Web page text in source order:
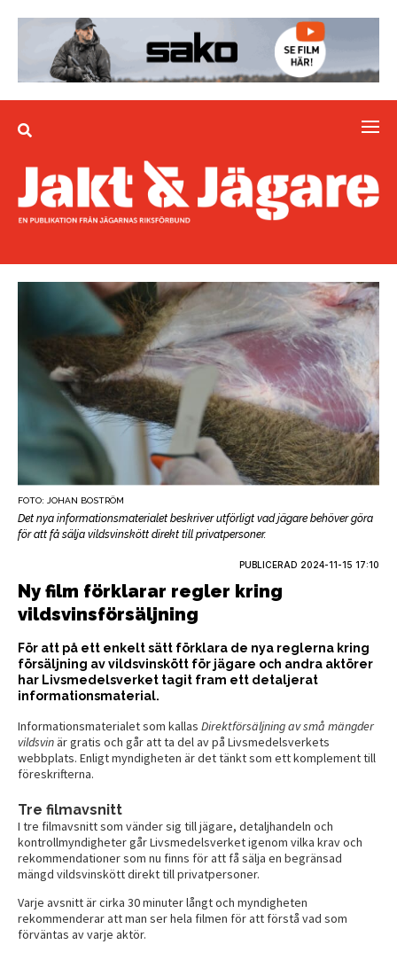
FOTO: JOHAN BOSTRÖM
Det nya informationsmaterialet beskriver utförligt vad jägare behöver göra
för att få sälja vildsvinskött direkt till privatpersoner.
PUBLICERAD 2024-11-15 17:10
Ny film förklarar regler kring
vildsvinsförsäljning
För att på ett enkelt sätt förklara de nya reglerna kring
försäljning av vildsvinskött för jägare och andra aktörer
har Livsmedelsverket tagit fram ett detaljerat
informationsmaterial.
Informationsmaterialet som kallas Direktförsäljning av små mängder
vildsvinär gratis och går att ta del av på Livsmedelsverkets
webbplats. Enligt myndigheten är det tänkt som ett komplement till
föreskrifterna.
Tre filmavsnitt
I tre filmavsnitt som vänder sig till jägare, detaljhandeln och
kontrollmyndigheter går Livsmedelsverket igenom vilka krav och
rekommendationer som nu finns för att få sälja en begränsad
mängd vildsvinskött direkt till privatpersoner.
Varje avsnitt är cirka 30 minuter långt och myndigheten
rekommenderar att man ser hela filmen för att förstå vad som
förväntas av varje aktör.